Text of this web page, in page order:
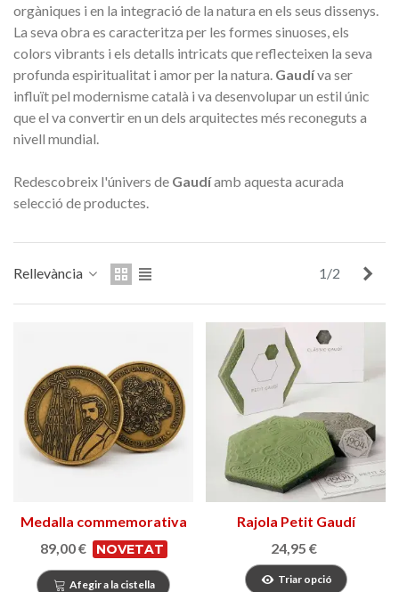
orgàniques i en la integració de la natura en els seus dissenys.
La seva obra es caracteritza per les formes sinuoses, els
colors vibrants i els detalls intricats que reflecteixen la seva
profunda espiritualitat i amor per la natura. Gaudíva ser
influït pel modernisme català i va desenvolupar un estil únic
que el va convertir en un dels arquitectes més reconeguts a
nivell mundial.
Redescobreix l'únivers de Gaudíamb aquesta acurada
selecció de productes.
Rellevància 1/2
Medalla commemorativa
Gaudí 2026 – Edició
limitada
89,00 € NOVETAT
Afegir a la cistella
Rajola Petit Gaudí
24,95 €
Triar opció